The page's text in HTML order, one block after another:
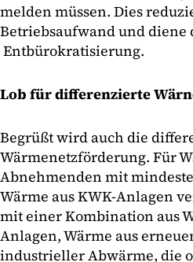
melden müssen. Dies
Betriebsaufwand und diene
Entbürokratisierung.
Lob für differenzierte
Begrüßt wird auch die
Wärmenetzförderung. Für
Abnehmenden mit
Wärme aus KWK-Anlagen
mit einer Kombination aus
Anlagen, Wärme aus
industrieller Abwärme, die